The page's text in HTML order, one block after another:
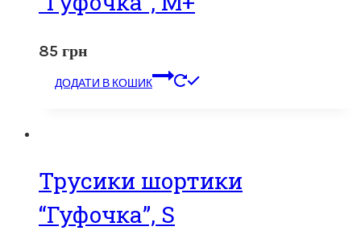
85 грн
ДОДАТИ В КОШИК
Трусики шортики
“Гуфочка”, S